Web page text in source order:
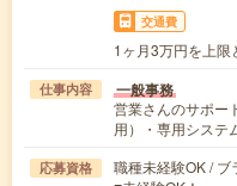
交通費
1ヶ月3万円を上限
仕事内容 一般事務
営業さんのサポー
用）・専用システ
応募資格
職種未経験OK / ブ